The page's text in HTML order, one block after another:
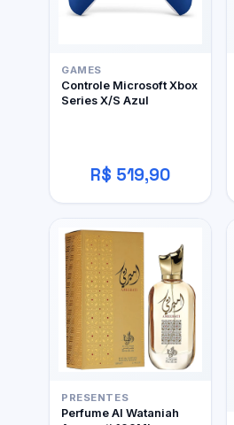
GAMES
Controle Microsoft Xbox
Series X/S Azul
R$ 519,90
PRESENTES
Perfume Al Wataniah